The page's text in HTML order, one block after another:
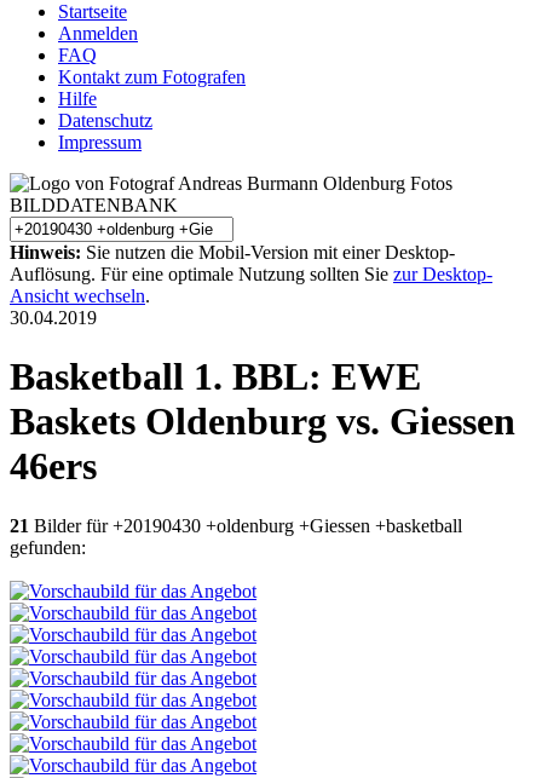
Startseite
Anmelden
FAQ
Kontakt zum Fotografen
Hilfe
Datenschutz
Impressum
Hinweis: Sie nutzen die Mobil-Version mit einer Desktop-
Auflösung. Für eine optimale Nutzung sollten Sie zur Desktop-
Ansicht wechseln.
30.04.2019
Basketball 1. BBL: EWE
Baskets Oldenburg vs. Giessen
46ers
21 Bilder für +20190430 +oldenburg +Giessen +basketball
gefunden: